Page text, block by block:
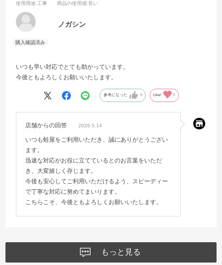
使用用途:工事 商品の使用感:良い
ノガシン
いつも早い対応でとても助かっています。
今後ともよろしくお願いいたします。
参考になった 0 Like! 0
店舗からの回答 2026.5.14
いつも蛙屋をご利用いただき、誠にありがとうござい
ます。
迅速な対応がお役に立てているとのお言葉をいただ
き、大変嬉しく存じます。
今後も安心してご利用いただけるよう、スピーディー
で丁寧な対応に努めてまいります。
こちらこそ、今後ともよろしくお願いいたします。
もっと見る